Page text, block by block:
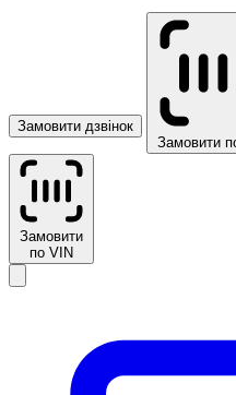
Замовити дзвінок
Замовити
Замовити
по VIN